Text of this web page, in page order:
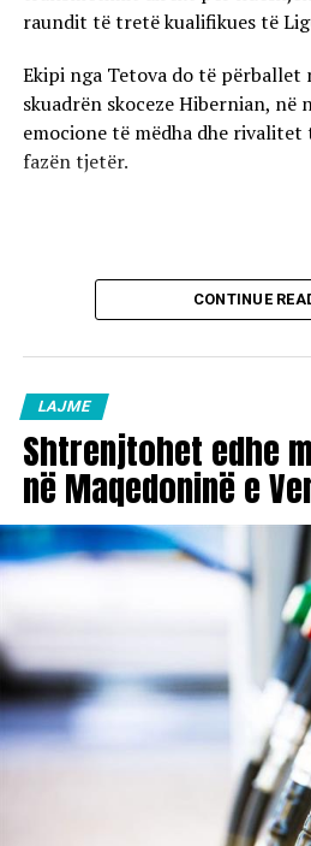
raundit të tretë kualifikues të
Ekipi nga Tetova do të përballet
skuadrën skoceze Hibernian, në
emocione të mëdha dhe
fazën tjetër.
CONTINUE
LAJME
Shtrenjtohet edhe
në Maqedoninë e